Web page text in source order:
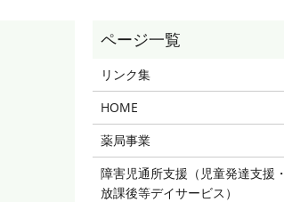
リンク集
HOME
薬局事業
障害児通所支援（児童発達支援・
放課後等デイサービス）